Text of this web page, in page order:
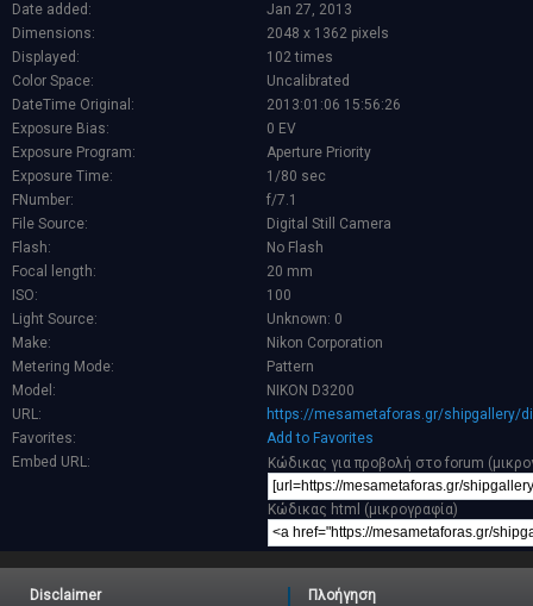
Date added:
Jan 27, 2013
Dimensions:
2048 x 1362 pixels
Displayed:
102 times
Color Space:
Uncalibrated
DateTime Original:
2013:01:06 15:56:26
Exposure Bias:
0 EV
Exposure Program:
Aperture Priority
Exposure Time:
1/80 sec
FNumber:
f/7.1
File Source:
Digital Still Camera
Flash:
No Flash
Focal length:
20 mm
ISO:
100
Light Source:
Unknown: 0
Make:
Nikon Corporation
Metering Mode:
Pattern
Model:
NIKON D3200
URL:
https://mesametaforas.gr/shipgallery/
Favorites:
Add to Favorites
Embed URL:
Κώδικας για προβολή στο forum
Κώδικας html (μικρογραφία)
Disclaimer Πλοήγηση